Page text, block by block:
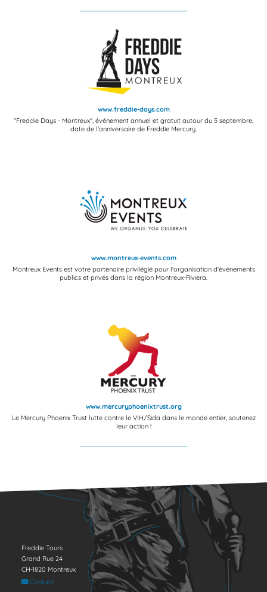
www.freddie-days.com
"Freddie Days - Montreux", événement annuel et gratuit autour du 5 septembre,
date de l'anniversaire de Freddie Mercury.
www.montreux-events.com
Montreux Events est votre partenaire privilégié pour l'organisation d'événements
publics et privés dans la région Montreux-Riviera.
www.mercuryphoenixtrust.org
Le Mercury Phoenix Trust lutte contre le VIH/Sida dans le monde entier, soutenez
leur action !
Freddie Tours
Grand Rue 24
CH-1820 Montreux
Contact